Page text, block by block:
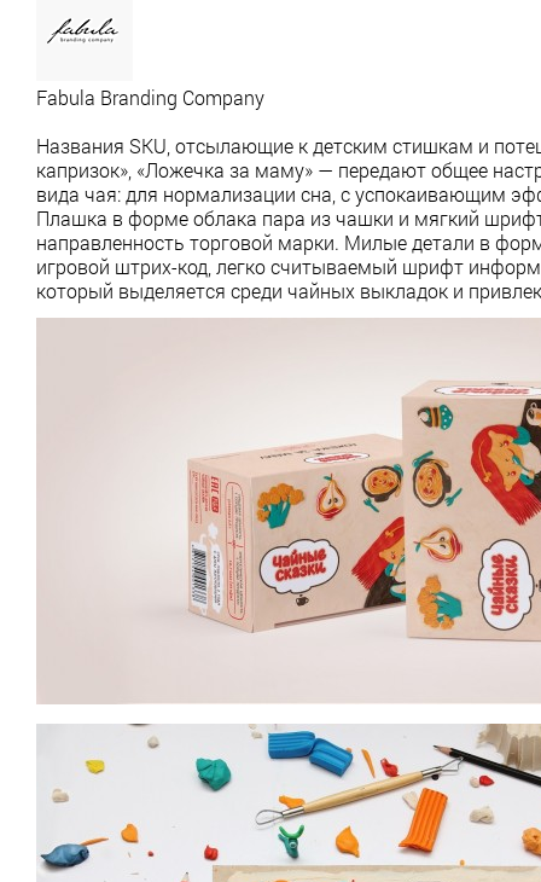
Fabula Branding Company
Названия SKU, отсылающие к детским стишкам и
капризок», «Ложечка за маму» — передают общее
вида чая: для нормализации сна, с успокаивающим
Плашка в форме облака пара из чашки и мягкий
направленность торговой марки. Милые детали в
игровой штрих-код, легко считываемый шрифт
который выделяется среди чайных выкладок и